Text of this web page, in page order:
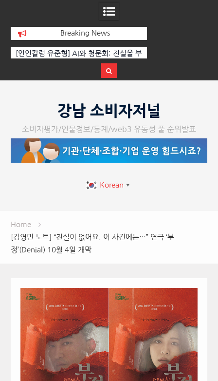
Breaking News
‘K-AI 아트 거장’ 장인보 감독, Ai 기술에
페스티벌’ 성황리에 막 내려
강남 소비자저널
소비자평가/인물정보/통계/web3 유동성 풀 순위발표
Korean ▼
Home
[김영민 노트] “진실이 없어요. 이 사건에는…” 연극 ‘부
정’(Denial) 10월 4일 개막